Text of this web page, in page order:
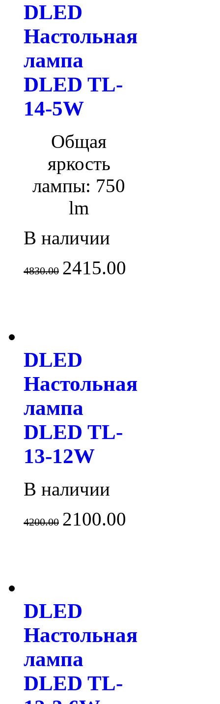
DLED
Настольная
лампа
DLED TL-
14-5W
Общая
яркость
лампы: 750
lm
В наличии
4830.00 2415.00
DLED
Настольная
лампа
DLED TL-
13-12W
В наличии
4200.00 2100.00
DLED
Настольная
лампа
DLED TL-